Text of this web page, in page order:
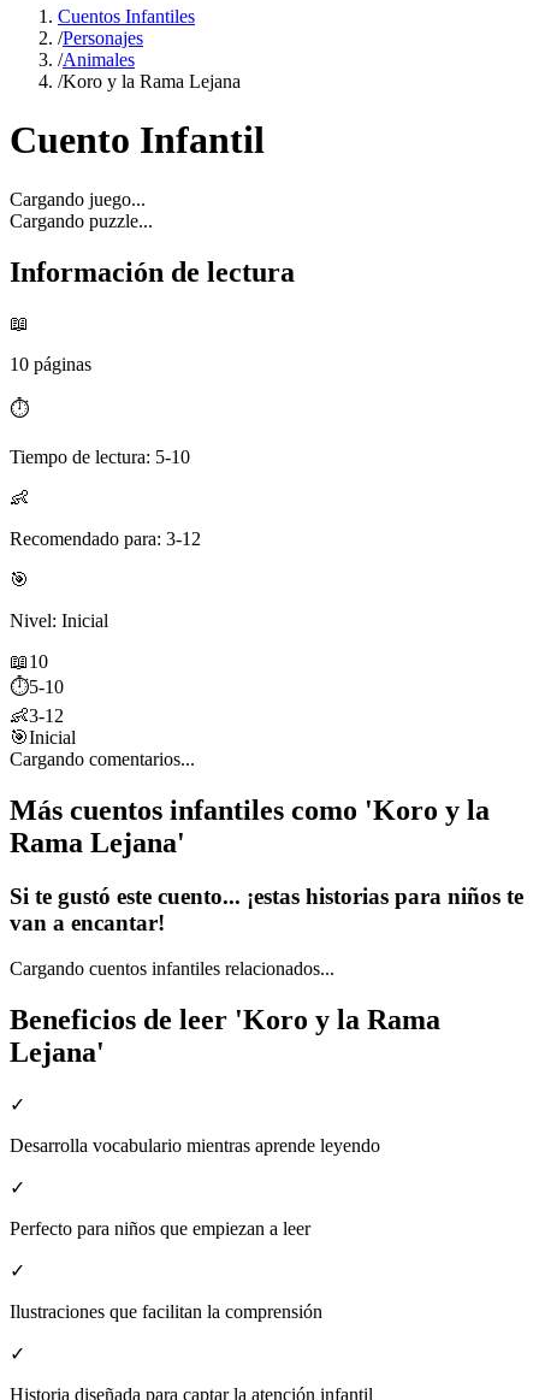
Cuentos Infantiles
/Personajes
/Animales
/Koro y la Rama Lejana
Cuento Infantil
Cargando juego...
Cargando puzzle...
Información de lectura
📖
10 páginas
⏱️
Tiempo de lectura: 5-10
👶
Recomendado para: 3-12
🎯
Nivel: Inicial
📖10
⏱️5-10
👶3-12
🎯Inicial
Cargando comentarios...
Más cuentos infantiles como 'Koro y la
Rama Lejana'
Si te gustó este cuento... ¡estas historias para niños te
van a encantar!
Cargando cuentos infantiles relacionados...
Beneficios de leer 'Koro y la Rama
Lejana'
✓
Desarrolla vocabulario mientras aprende leyendo
✓
Perfecto para niños que empiezan a leer
✓
Ilustraciones que facilitan la comprensión
✓
Historia diseñada para captar la atención infantil